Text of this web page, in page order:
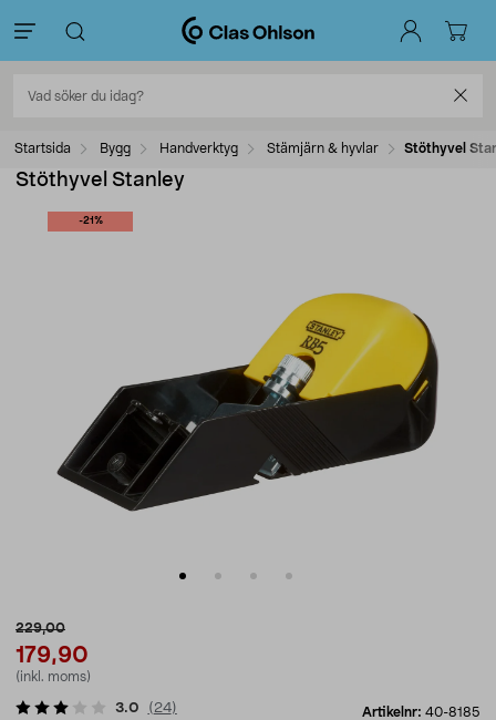
Startsida Bygg Handverktyg Stämjärn & hyvlar Stöthyvel
Stöthyvel Stanley
-21%
229,00
179,90
(inkl. moms)
Artikelnr: 40-8185
3.0 ( 24)